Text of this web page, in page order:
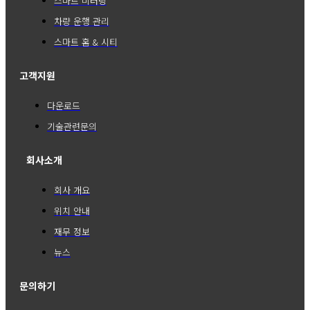
차량 운행 관리
스마트 홈 & 시티
고객지원
다운로드
기술관련문의
회사소개
회사 개요
위치 안내
재무 정보
뉴스
문의하기